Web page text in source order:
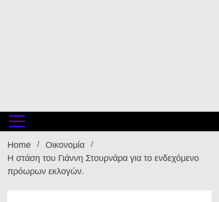
Home
Οικονομία
Η στάση του Γιάννη Στουρνάρα για το ενδεχόμενο
πρόωρων εκλογών.